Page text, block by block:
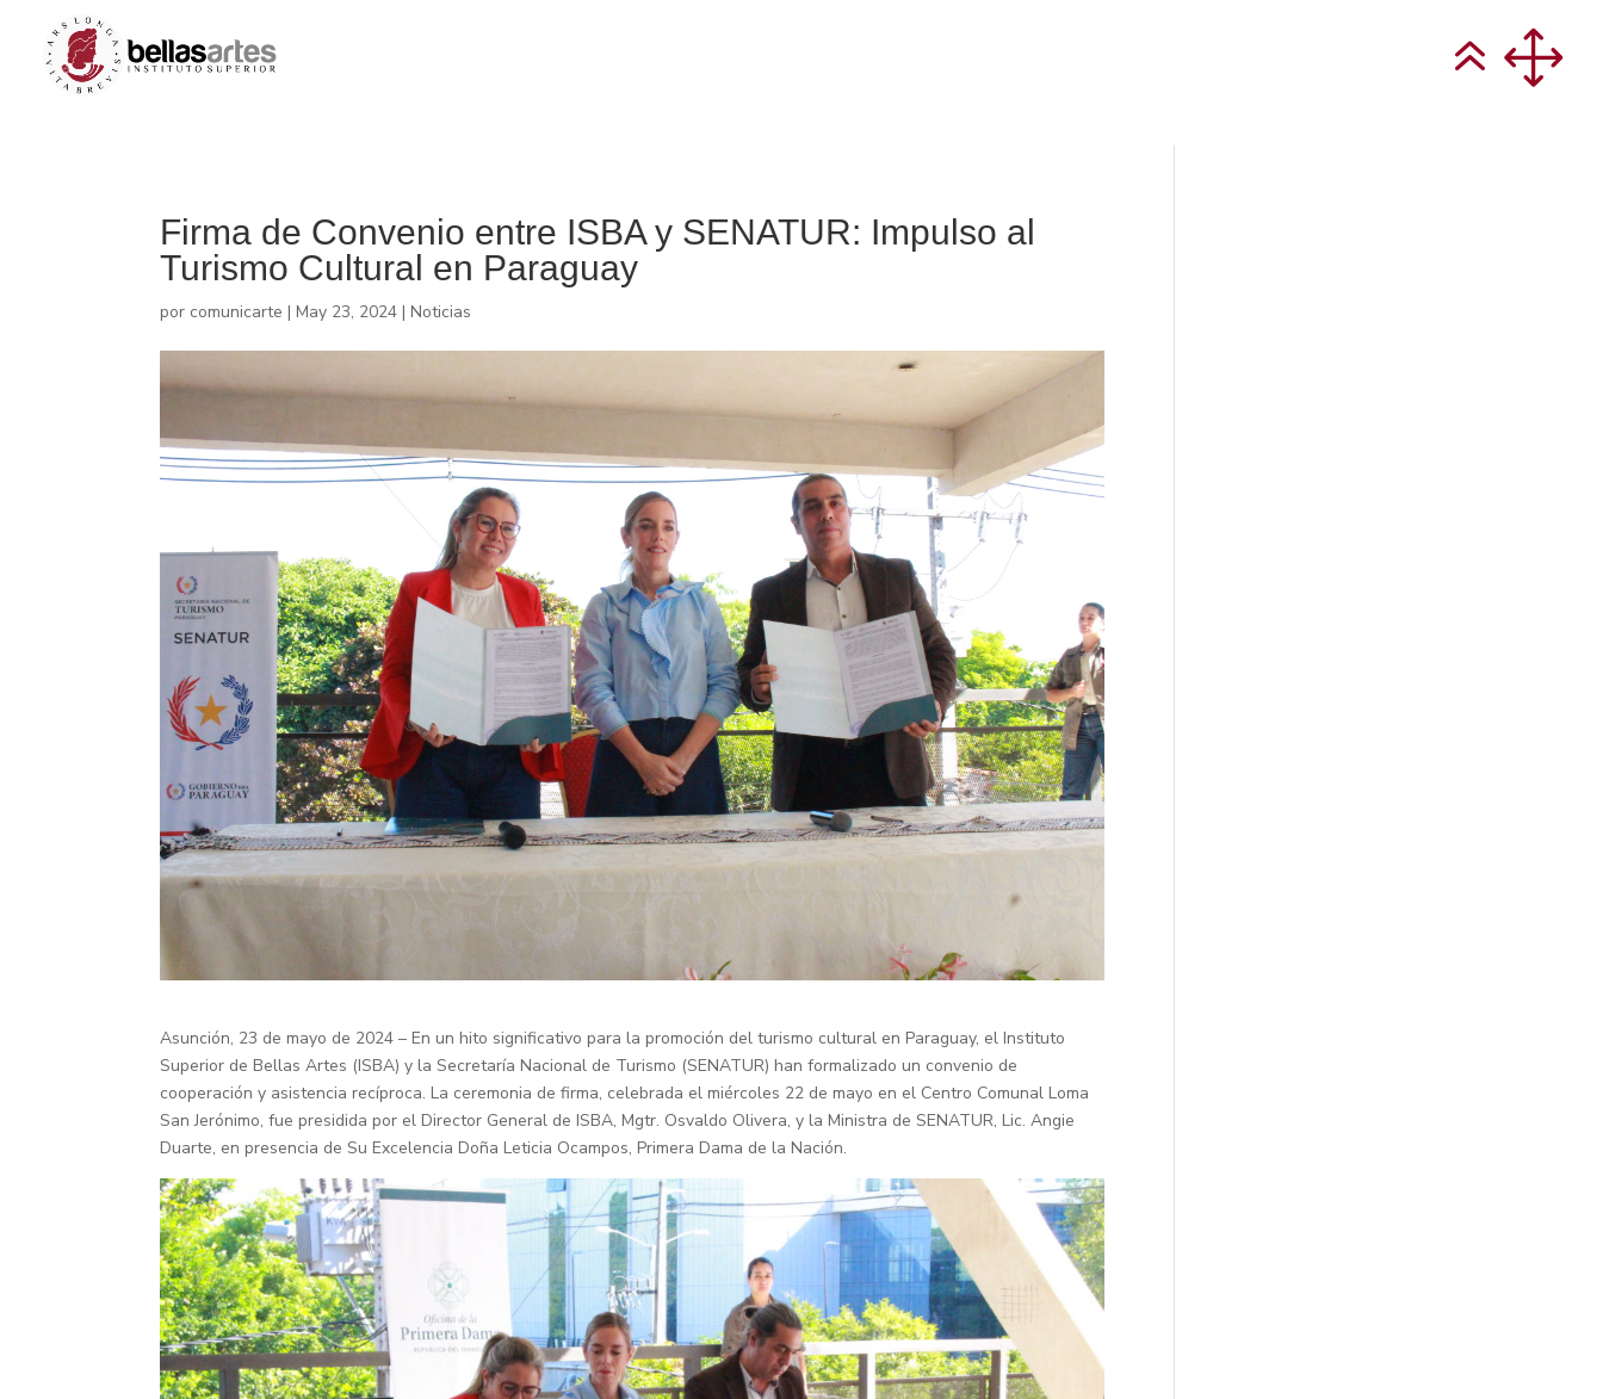
Firma de Convenio entre ISBA y SENATUR: Impulso al
Turismo Cultural en Paraguay
por comunicarte |May 23, 2024 |Noticias
Asunción, 23 de mayo de 2024 – En un hito significativo para la promoción del turismo cultural en Paraguay, el Instituto
Superior de Bellas Artes (ISBA) y la Secretaría Nacional de Turismo (SENATUR) han formalizado un convenio de
cooperación y asistencia recíproca. La ceremonia de firma, celebrada el miércoles 22 de mayo en el Centro Comunal Loma
San Jerónimo, fue presidida por el Director General de ISBA, Mgtr. Osvaldo Olivera, y la Ministra de SENATUR, Lic. Angie
Duarte, en presencia de Su Excelencia Doña Leticia Ocampos, Primera Dama de la Nación.